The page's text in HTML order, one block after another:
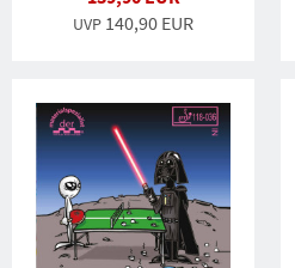
UVP 140,90 EUR